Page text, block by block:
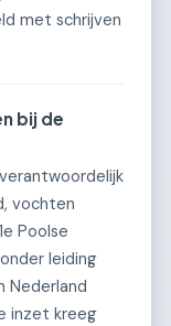
met schrijven
bij de
vochten
Poolse
leiding
Nederland
inzet kreeg